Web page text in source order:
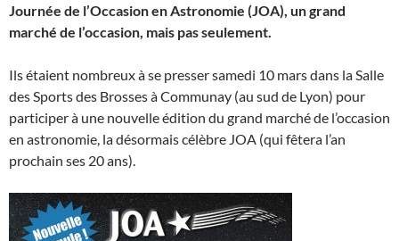
Journée de l’Occasion en Astronomie (JOA), un grand
marché de l’occasion, mais pas seulement.
Ils étaient nombreux à se presser samedi 10 mars dans la Salle
des Sports des Brosses à Communay (au sud de Lyon) pour
participer à une nouvelle édition du grand marché de l’occasion
en astronomie, la désormais célèbre JOA (qui fêtera l’an
prochain ses 20 ans).